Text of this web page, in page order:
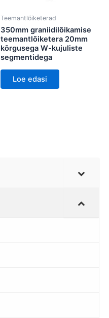
Teemantlõiketerad
350mm graniidilõikamise
teemantlõiketera 20mm
kõrgusega W-kujuliste
segmentidega
Loe edasi